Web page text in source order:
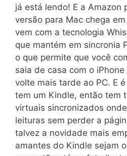
já está lendo! E a Amazon
versão para Mac chega
vem com a tecnologia
que mantém em sincronia
o que permite que você
saia de casa com o
volte mais tarde ao PC. E
tem um Kindle, então tem
virtuais sincronizados
leituras sem perder a
talvez a novidade mais
amantes do Kindle sejam